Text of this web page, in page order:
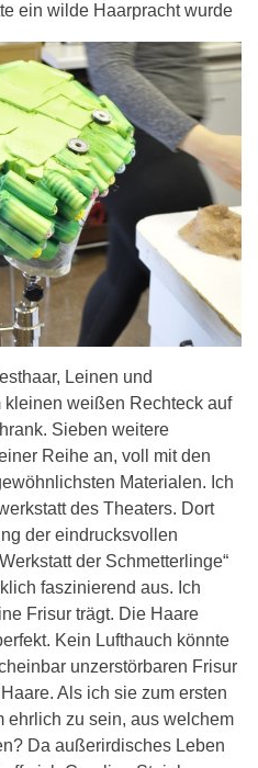
ein wilde Haarpracht wurde
Leinen und
kleinen weißen Rechteck auf
Sieben weitere
Reihe an, voll mit den
Materialen. Ich
des Theaters. Dort
der eindrucksvollen
der Schmetterlinge“
faszinierend aus. Ich
Frisur trägt. Die Haare
Kein Lufthauch könnte
unzerstörbaren Frisur
Als ich sie zum ersten
ehrlich zu sein, aus welchem
Da außerirdisches Leben